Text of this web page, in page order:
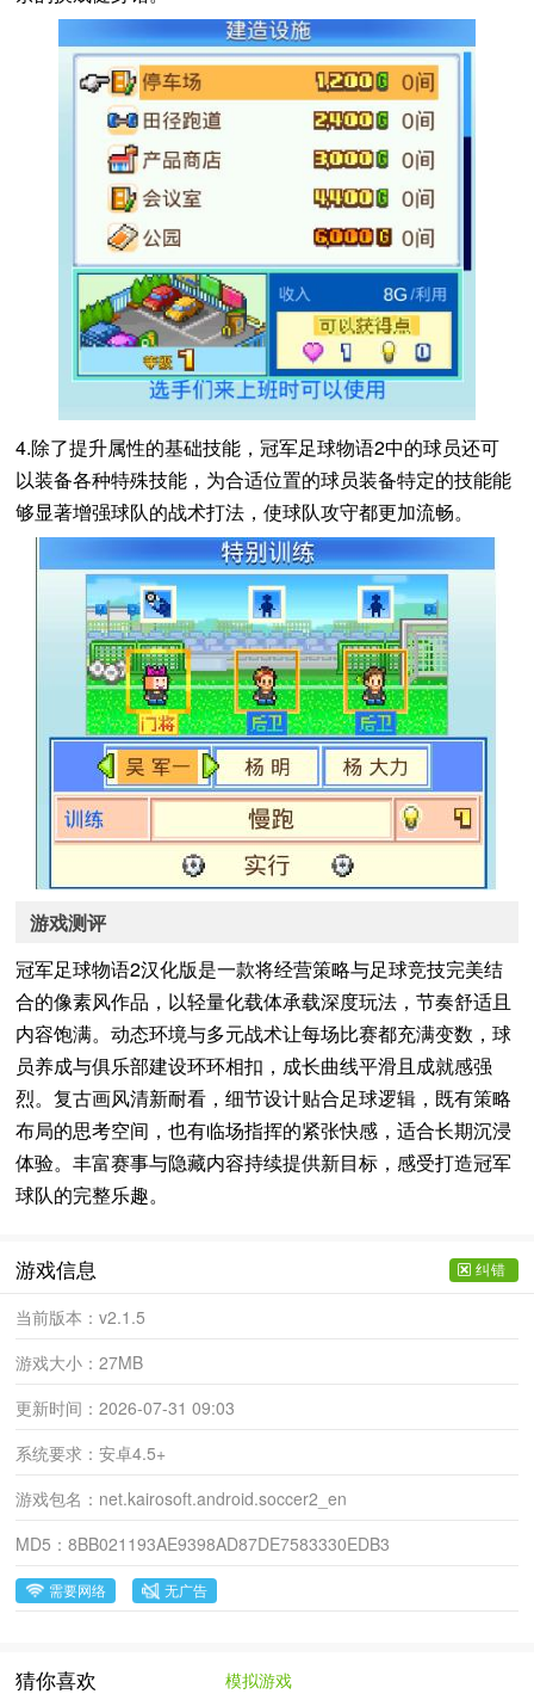
4.除了提升属性的基础技能，冠军足球物语2中的球员还可
以装备各种特殊技能，为合适位置的球员装备特定的技能能
够显著增强球队的战术打法，使球队攻守都更加流畅。
游戏测评
冠军足球物语2汉化版是一款将经营策略与足球竞技完美结
合的像素风作品，以轻量化载体承载深度玩法，节奏舒适且
内容饱满。动态环境与多元战术让每场比赛都充满变数，球
员养成与俱乐部建设环环相扣，成长曲线平滑且成就感强
烈。复古画风清新耐看，细节设计贴合足球逻辑，既有策略
布局的思考空间，也有临场指挥的紧张快感，适合长期沉浸
体验。丰富赛事与隐藏内容持续提供新目标，感受打造冠军
球队的完整乐趣。
游戏信息
当前版本：v2.1.5
游戏大小：27MB
更新时间：2026-07-31 09:03
系统要求：安卓4.5+
游戏包名： net.kairosoft.android.soccer2_en
MD5：8BB021193AE9398AD87DE7583330EDB3
需要网络 无广告
纠错
猜你喜欢
模拟游戏